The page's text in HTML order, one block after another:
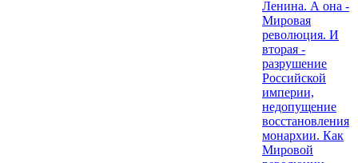
Ленина. А она -
Мировая
революция. И
вторая -
разрушение
Российской
империи,
недопущение
восстановления
монархии. Как
Мировой